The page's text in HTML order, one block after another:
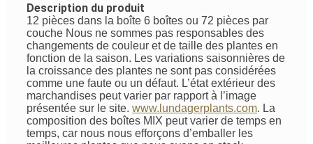
Description du produit
12 pièces dans la boîte 6 boîtes ou 72 pièces par
couche Nous ne sommes pas responsables des
changements de couleur et de taille des plantes en
fonction de la saison. Les variations saisonnières de
la croissance des plantes ne sont pas considérées
comme une faute ou un défaut. L’état extérieur des
marchandises peut varier par rapport à l’image
présentée sur le site. www.lundagerplants.com. La
composition des boîtes MIX peut varier de temps en
temps, car nous nous efforçons d’emballer les